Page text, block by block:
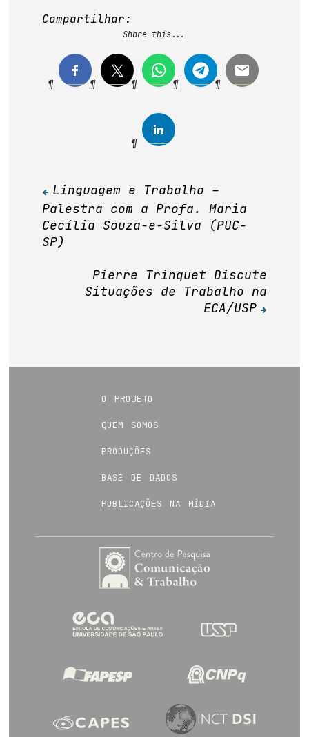
Compartilhar:
Share this...
Navegação
de
Post
Linguagem e Trabalho –
Palestra com a Profa. Maria
Cecília Souza-e-Silva (PUC-
SP)
Pierre Trinquet Discute
Situações de Trabalho na
ECA/USP
o projeto
quem somos
produções
base de dados
publicações na mídia